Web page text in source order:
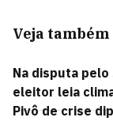
Veja também
Na disputa pelo
eleitor leia
Pivô de crise